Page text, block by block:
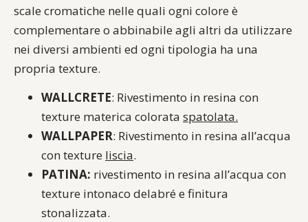
scale cromatiche nelle quali ogni colore è
complementare o abbinabile agli altri da utilizzare
nei diversi ambienti ed ogni tipologia ha una
propria texture.
WALLCRETE: Rivestimento in resina con
texture materica colorata spatolata.
WALLPAPER: Rivestimento in resina all’acqua
con texture liscia.
PATINA: rivestimento in resina all’acqua con
texture intonaco delabré e finitura
stonalizzata.